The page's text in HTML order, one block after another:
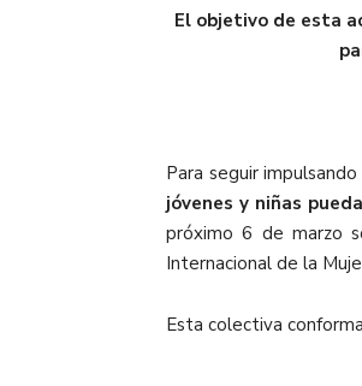
El objetivo de esta
Para seguir
jóvenes y niñas
próximo 6 de marzo
Internacional de la
Esta colectiva